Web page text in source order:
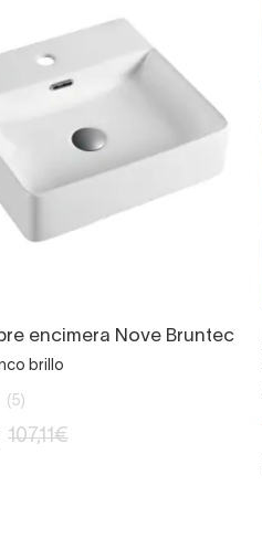
encimera Nove Bruntec
brillo
(5)
107,11€